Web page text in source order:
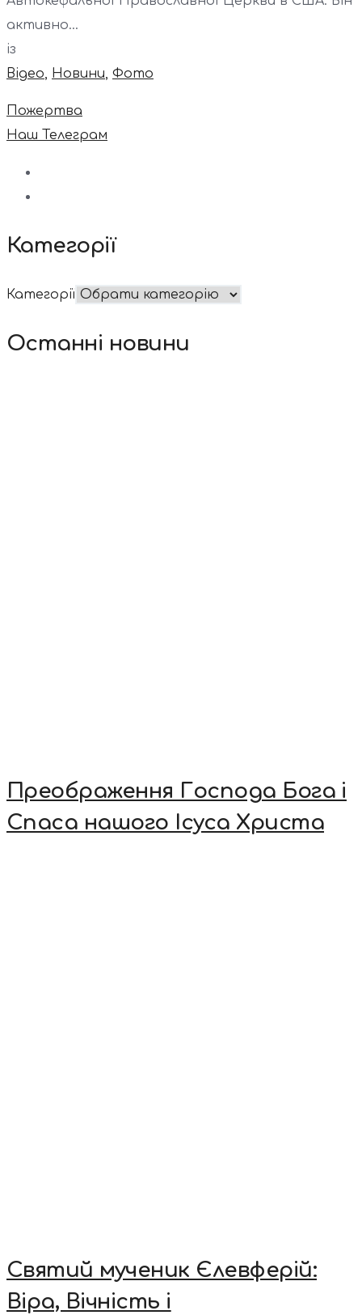
активно...
із
Відео, Новини, Фото
Пожертва
Наш Телеграм
Категорії
Категорії
Останні новини
Преображення Господа Бога і
Спаса нашого Ісуса Христа
Святий мученик Єлевферій:
Віра, Вічність і